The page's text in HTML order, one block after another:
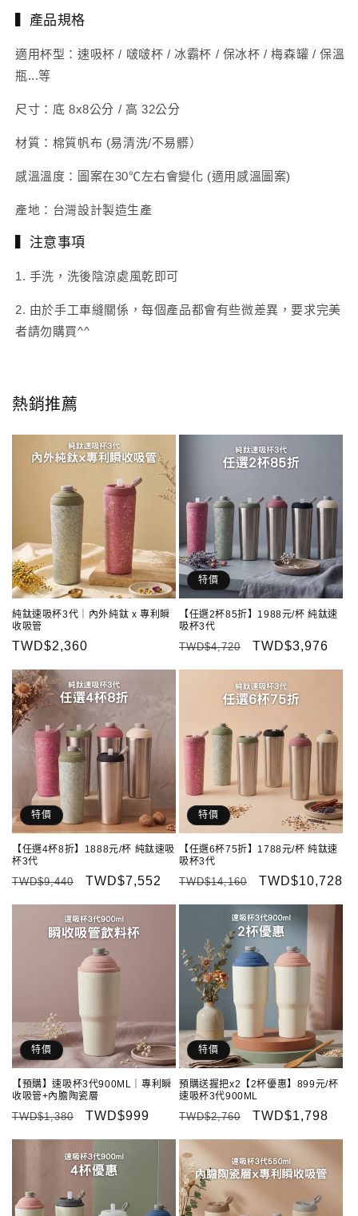
▍產品規格
適用杯型：速吸杯 / 啵啵杯 / 冰霸杯 / 保冰杯 / 梅森罐 / 保溫
瓶...等
尺寸：底 8x8公分 / 高 32公分
材質：棉質帆布 (易清洗/不易髒）
感溫溫度：圖案在30℃左右會變化 (適用感溫圖案)
產地：台灣設計製造生產
▍注意事項
1. 手洗，洗後陰涼處風乾即可
2. 由於手工車縫關係，每個產品都會有些微差異，要求完美
者請勿購買^^
熱銷推薦
純鈦速吸杯3代｜內外純鈦 x 專利瞬
收吸管
定
TWD$2,360
特價
【任選2杯85折】1988元/杯 純鈦速
吸杯3代
定
TWD$4,720
售
TWD$3,976
特價
【任選4杯8折】1888元/杯 純鈦速吸
杯3代
定
TWD$9,440
售
TWD$7,552
特價
【任選6杯75折】1788元/杯 純鈦速
吸杯3代
定
TWD$14,160
售
TWD$10,728
特價
【預購】速吸杯3代900ML｜專利瞬
收吸管+內膽陶瓷層
定
TWD$1,380
售
TWD$999
特價
預購送握把x2【2杯優惠】899元/杯
速吸杯3代900ML
定
TWD$2,760
售
TWD$1,798